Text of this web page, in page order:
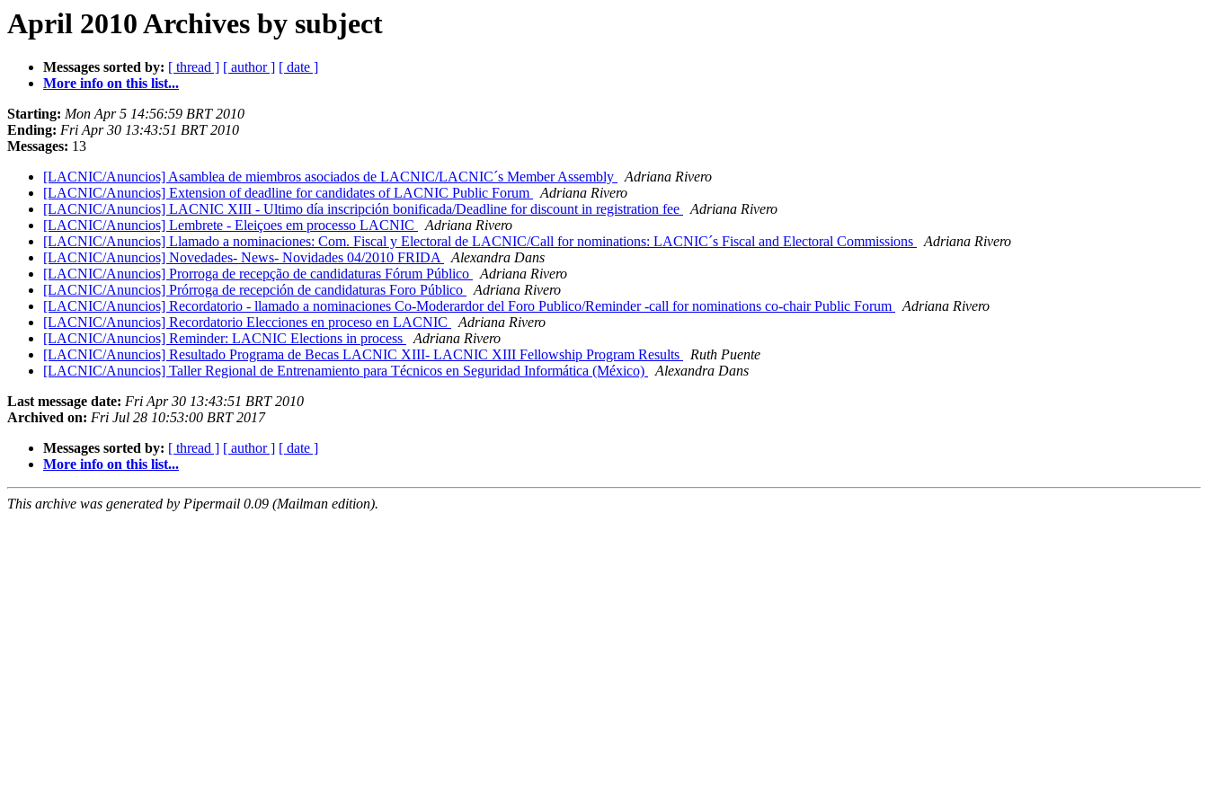
April 2010 Archives by subject
Messages sorted by: [ thread ] [ author ] [ date ]
More info on this list...
Starting: Mon Apr 5 14:56:59 BRT 2010
Ending: Fri Apr 30 13:43:51 BRT 2010
Messages: 13
[LACNIC/Anuncios] Asamblea de miembros asociados de LACNIC/LACNIC´s Member Assembly
Adriana Rivero
[LACNIC/Anuncios] Extension of deadline for candidates of LACNIC Public Forum
Adriana Rivero
[LACNIC/Anuncios] LACNIC XIII - Ultimo día inscripción bonificada/Deadline for discount in registration fee
Adriana Rivero
[LACNIC/Anuncios] Lembrete - Eleiçoes em processo LACNIC
Adriana Rivero
[LACNIC/Anuncios] Llamado a nominaciones: Com. Fiscal y Electoral de LACNIC/Call for nominations: LACNIC´s Fiscal and Electoral Commissions
Adriana Rivero
[LACNIC/Anuncios] Novedades- News- Novidades 04/2010 FRIDA
Alexandra Dans
[LACNIC/Anuncios] Prorroga de recepção de candidaturas Fórum Público
Adriana Rivero
[LACNIC/Anuncios] Prórroga de recepción de candidaturas Foro Público
Adriana Rivero
[LACNIC/Anuncios] Recordatorio - llamado a nominaciones Co-Moderardor del Foro Publico/Reminder -call for nominations co-chair Public Forum
Adriana Rivero
[LACNIC/Anuncios] Recordatorio Elecciones en proceso en LACNIC
Adriana Rivero
[LACNIC/Anuncios] Reminder: LACNIC Elections in process
Adriana Rivero
[LACNIC/Anuncios] Resultado Programa de Becas LACNIC XIII- LACNIC XIII Fellowship Program Results
Ruth Puente
[LACNIC/Anuncios] Taller Regional de Entrenamiento para Técnicos en Seguridad Informática (México)
Alexandra Dans
Last message date: Fri Apr 30 13:43:51 BRT 2010
Archived on: Fri Jul 28 10:53:00 BRT 2017
Messages sorted by: [ thread ] [ author ] [ date ]
More info on this list...
This archive was generated by Pipermail 0.09 (Mailman edition).